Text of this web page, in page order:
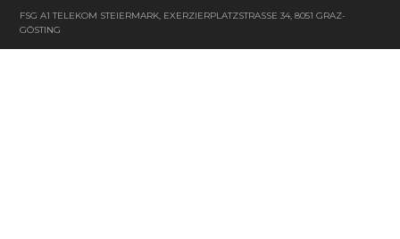
FSG A1 TELEKOM STEIERMARK, EXERZIERPLATZSTRASSE 34, 8051 GRAZ-G
ÖSTING